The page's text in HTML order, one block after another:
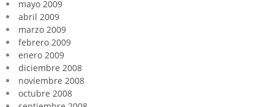
mayo 2009
abril 2009
marzo 2009
febrero 2009
enero 2009
diciembre 2008
noviembre 2008
octubre 2008